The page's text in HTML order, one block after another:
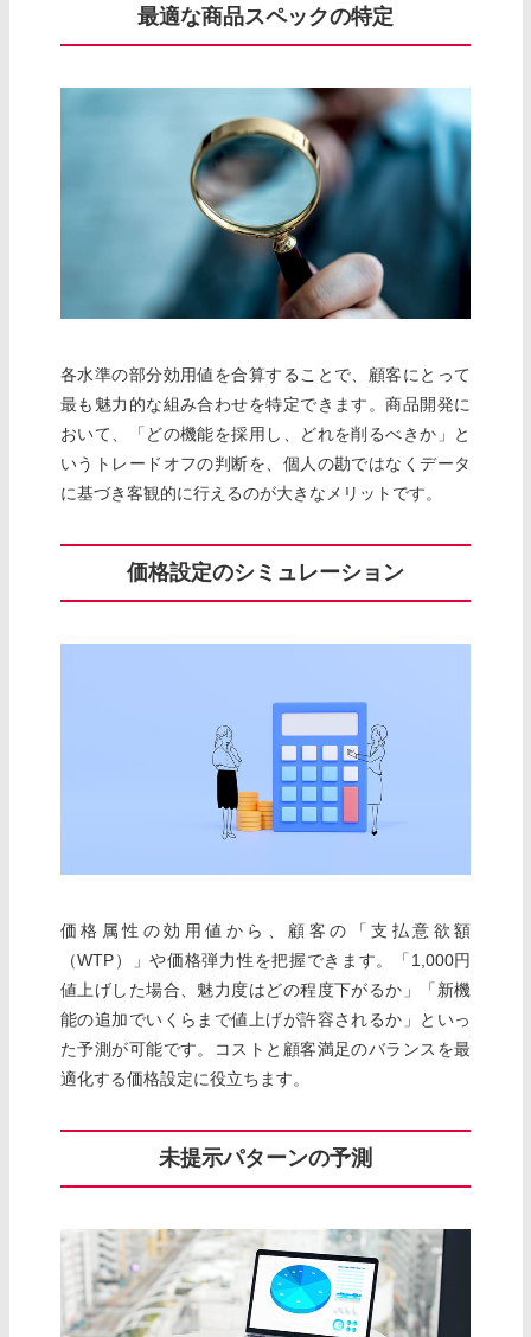
最適な商品スペックの特定
各水準の部分効用値を合算することで、顧客にとって
最も魅力的な組み合わせを特定できます。商品開発に
おいて、「どの機能を採用し、どれを削るべきか」と
いうトレードオフの判断を、個人の勘ではなくデータ
に基づき客観的に行えるのが大きなメリットです。
価格設定のシミュレーション
価格属性の効用値から、顧客の「支払意欲額
（WTP）」や価格弾力性を把握できます。「1,000円
値上げした場合、魅力度はどの程度下がるか」「新機
能の追加でいくらまで値上げが許容されるか」といっ
た予測が可能です。コストと顧客満足のバランスを最
適化する価格設定に役立ちます。
未提示パターンの予測